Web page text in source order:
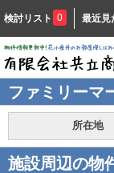
検討リスト 0 最近見
ファミリーマ
所在地
施設周辺の物